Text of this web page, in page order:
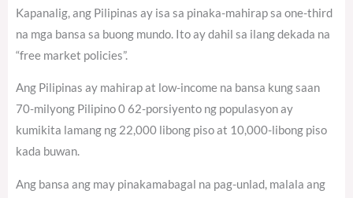
Kapanalig, ang Pilipinas ay isa sa pinaka-mahirap sa one-third
na mga bansa sa buong mundo. Ito ay dahil sa ilang dekada na
“free market policies”.
Ang Pilipinas ay mahirap at low-income na bansa kung saan
70-milyong Pilipino 0 62-porsiyento ng populasyon ay
kumikita lamang ng 22,000 libong piso at 10,000-libong piso
kada buwan.
Ang bansa ang may pinakamabagal na pag-unlad, malala ang